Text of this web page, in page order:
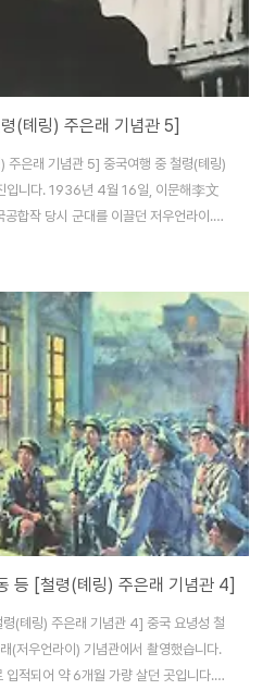
(톄링) 주은래 기념관 5]
주은래 기념관 5] 중국여행 중 철령(톄링)
입니다. 1936년 4월 16일, 이문해李文
합작 당시 군대를 이끌던 저우언라이.
래. 1930년대 수염을 기른 저우언라이.
당시 마오쩌둥과 저우언라이. 저우언라이
래서 조카나 공산당 내부에 남은 고아들
공내전 당시 중공대표로 회의에 참석한
18일, 국민당은 옌안을 공격하지만 공산
등 [철령(톄링) 주은래 기념관 4]
(톄링) 주은래 기념관 4] 중국 요녕성 철
(저우언라이) 기념관에서 촬영했습니다.
입적되어 약 6개월 가량 살던 곳입니다.